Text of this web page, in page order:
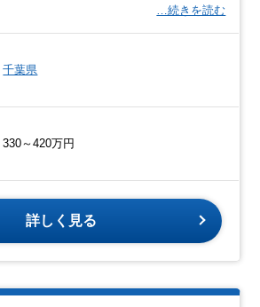
…続きを読む
千葉県
330～420万円
詳しく見る